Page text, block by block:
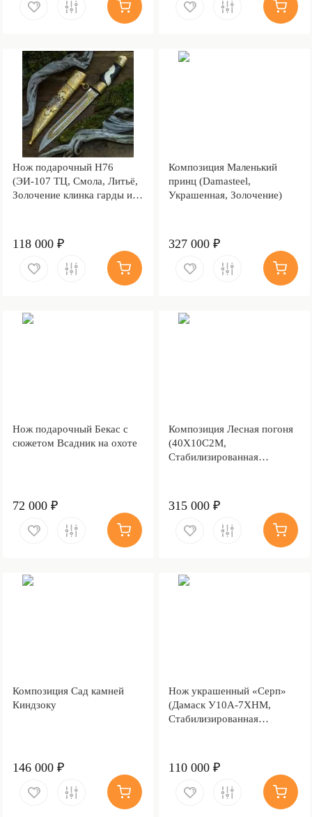
Нож подарочный Н76
(ЭИ-107 ТЦ, Смола, Литьё,
Золочение клинка гарды и
118 000 ₽
Композиция Маленький
принц (Damasteel,
Украшенная, Золочение)
327 000 ₽
Нож подарочный Бекас с
сюжетом Всадник на охоте
72 000 ₽
Композиция Лесная погоня
(40Х10С2М,
Стабилизированная
315 000 ₽
Композиция Сад камней
Киндзоку
146 000 ₽
Нож украшенный «Серп»
(Дамаск У10А-7ХНМ,
Стабилизированная
тыльника)
110 000 ₽